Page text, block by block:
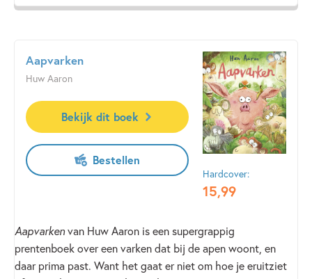
ondeugend en net even anders.
Hardcover:
15,99
Aapvarken
Huw Aaron
Bekijk dit boek
Bestellen
Aapvarkenvan Huw Aaron is een supergrappig
prentenboek over een varken dat bij de apen woont, en
daar prima past. Want het gaat er niet om hoe je eruitziet